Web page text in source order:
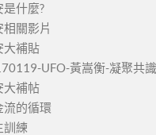
是什麼?
相關影片
大補貼
UFO-黃嵩衡-凝聚共
大補帖
流的循環
訓練